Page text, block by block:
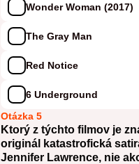
Wonder Woman (2017)
The Gray Man
Red Notice
6 Underground
Otázka 5
Ktorý z týchto filmov je
originál katastrofická
Jennifer Lawrence, nie